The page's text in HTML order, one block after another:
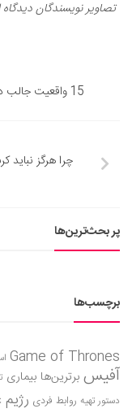
تصاویر نویسندگان دیدگاه
15 واقعیت جالب درباره مونالیزا – نمادین ترین نقاشی جهان
چرا هرگز نباید
پر بحث‌ترین‌ها
برچسب‌ها
Game of Thrones
آفیس برترین‌ها بیماری
دستور تهیه روابط فردی